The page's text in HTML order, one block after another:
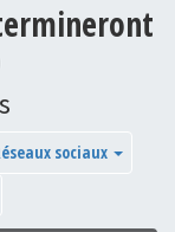
sociaux